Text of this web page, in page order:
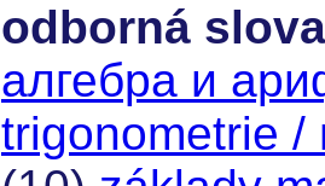
odborná slova
алгебра и
trigonometrie /